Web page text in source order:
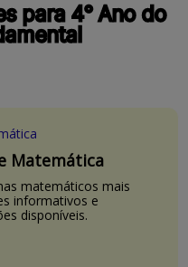
para 4° Ano do
Matemática
matemáticos mais
informativos e
disponíveis.